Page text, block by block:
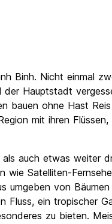
Binh. Nicht einmal
Hauptstadt
bauen ohne Hast
mit ihren Flüssen,
auch etwas weiter
wie Satelliten-
umgeben von
Fluss, ein tropischer
zu bieten.